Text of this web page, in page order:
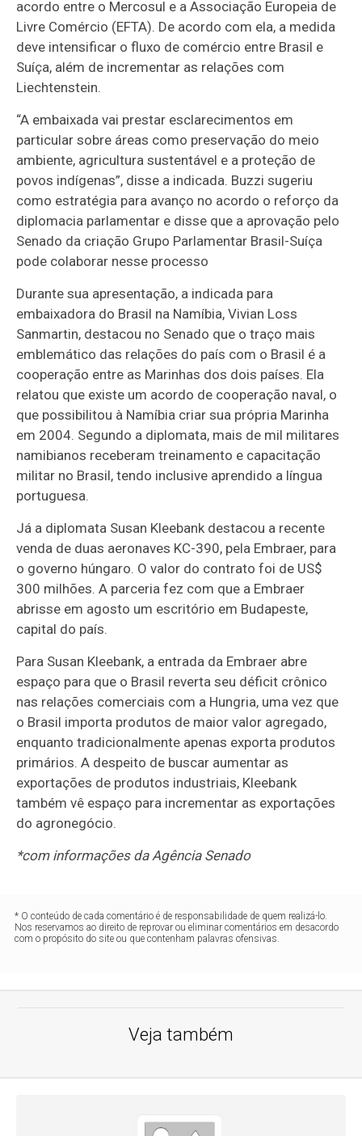
acordo entre o Mercosul e a Associação Europeia de
Livre Comércio (EFTA). De acordo com ela, a medida
deve intensificar o fluxo de comércio entre Brasil e
Suíça, além de incrementar as relações com
Liechtenstein.
“A embaixada vai prestar esclarecimentos em
particular sobre áreas como preservação do meio
ambiente, agricultura sustentável e a proteção de
povos indígenas”, disse a indicada. Buzzi sugeriu
como estratégia para avanço no acordo o reforço da
diplomacia parlamentar e disse que a aprovação pelo
Senado da criação Grupo Parlamentar Brasil-Suíça
pode colaborar nesse processo
Durante sua apresentação, a indicada para
embaixadora do Brasil na Namíbia, Vivian Loss
Sanmartin, destacou no Senado que o traço mais
emblemático das relações do país com o Brasil é a
cooperação entre as Marinhas dos dois países. Ela
relatou que existe um acordo de cooperação naval, o
que possibilitou à Namíbia criar sua própria Marinha
em 2004. Segundo a diplomata, mais de mil militares
namibianos receberam treinamento e capacitação
militar no Brasil, tendo inclusive aprendido a língua
portuguesa.
Já a diplomata Susan Kleebank destacou a recente
venda de duas aeronaves KC-390, pela Embraer, para
o governo húngaro. O valor do contrato foi de US$
300 milhões. A parceria fez com que a Embraer
abrisse em agosto um escritório em Budapeste,
capital do país.
Para Susan Kleebank, a entrada da Embraer abre
espaço para que o Brasil reverta seu déficit crônico
nas relações comerciais com a Hungria, uma vez que
o Brasil importa produtos de maior valor agregado,
enquanto tradicionalmente apenas exporta produtos
primários. A despeito de buscar aumentar as
exportações de produtos industriais, Kleebank
também vê espaço para incrementar as exportações
do agronegócio.
*com informações da Agência Senado
* O conteúdo de cada comentário é de responsabilidade de quem realizá-lo.
Nos reservamos ao direito de reprovar ou eliminar comentários em desacordo
com o propósito do site ou que contenham palavras ofensivas.
Veja também